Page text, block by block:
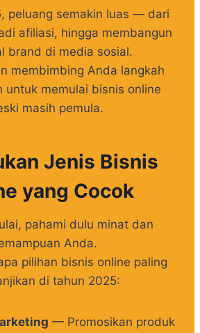
, peluang semakin luas — dari
afiliasi, hingga membangun
brand di media sosial.
membimbing Anda langkah
untuk memulai bisnis online
masih pemula.
Jenis Bisnis
yang Cocok
pahami dulu minat dan
Anda.
pilihan bisnis online paling
di tahun 2025:
— Promosikan produk